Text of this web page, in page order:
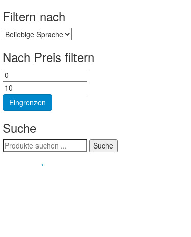
Filtern nach
Nach Preis filtern
Min.
Preis
Preis
Eingrenzen
Suche
Suchen
nach:
Suche